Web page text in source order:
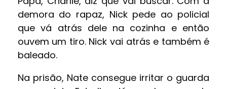
demora do rapaz, Nick pede ao policial
que vá atrás dele na cozinha e então
ouvem um tiro. Nick vai atrás e também é
baleado.
Na prisão, Nate consegue irritar o guarda